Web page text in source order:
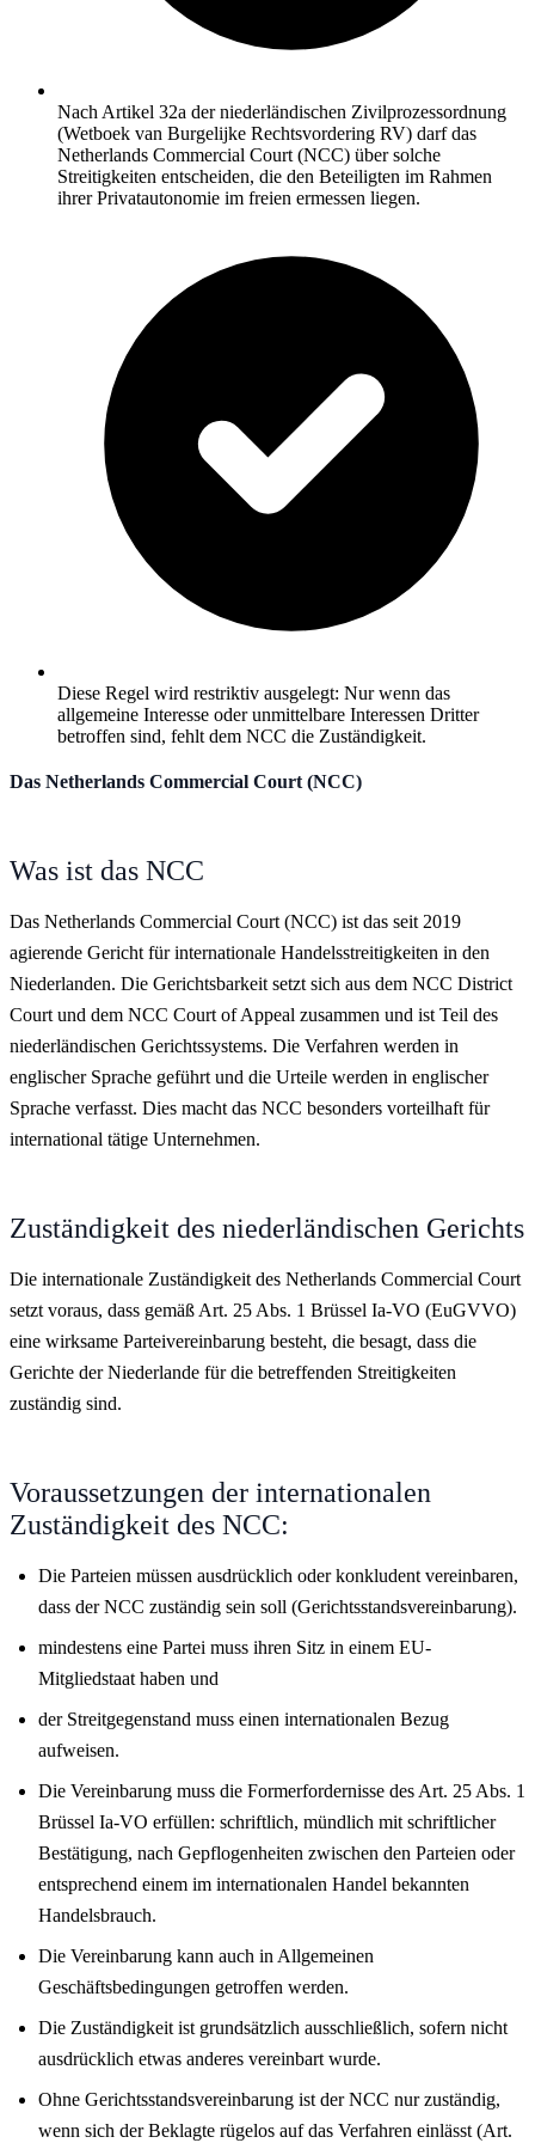
Nach Artikel 32a der niederländischen Zivilprozessordnung
(Wetboek van Burgelijke Rechtsvordering RV) darf das
Netherlands Commercial Court (NCC) über solche
Streitigkeiten entscheiden, die den Beteiligten im Rahmen
ihrer Privatautonomie im freien ermessen liegen.
Diese Regel wird restriktiv ausgelegt: Nur wenn das
allgemeine Interesse oder unmittelbare Interessen Dritter
betroffen sind, fehlt dem NCC die Zuständigkeit.
Das Netherlands Commercial Court (NCC)
Was ist das NCC
Das Netherlands Commercial Court (NCC) ist das seit 2019
agierende Gericht für internationale Handelsstreitigkeiten in den
Niederlanden. Die Gerichtsbarkeit setzt sich aus dem NCC District
Court und dem NCC Court of Appeal zusammen und ist Teil des
niederländischen Gerichtssystems. Die Verfahren werden in
englischer Sprache geführt und die Urteile werden in englischer
Sprache verfasst. Dies macht das NCC besonders vorteilhaft für
international tätige Unternehmen.
Zuständigkeit des niederländischen Gerichts
Die internationale Zuständigkeit des Netherlands Commercial Court
setzt voraus, dass gemäß Art. 25 Abs. 1 Brüssel Ia-VO (EuGVVO)
eine wirksame Parteivereinbarung besteht, die besagt, dass die
Gerichte der Niederlande für die betreffenden Streitigkeiten
zuständig sind.
Voraussetzungen der internationalen
Zuständigkeit des NCC:
Die Parteien müssen ausdrücklich oder konkludent vereinbaren,
dass der NCC zuständig sein soll (Gerichtsstandsvereinbarung).
mindestens eine Partei muss ihren Sitz in einem EU-
Mitgliedstaat haben und
der Streitgegenstand muss einen internationalen Bezug
aufweisen.
Die Vereinbarung muss die Formerfordernisse des Art. 25 Abs. 1
Brüssel Ia-VO erfüllen: schriftlich, mündlich mit schriftlicher
Bestätigung, nach Gepflogenheiten zwischen den Parteien oder
entsprechend einem im internationalen Handel bekannten
Handelsbrauch.
Die Vereinbarung kann auch in Allgemeinen
Geschäftsbedingungen getroffen werden.
Die Zuständigkeit ist grundsätzlich ausschließlich, sofern nicht
ausdrücklich etwas anderes vereinbart wurde.
Ohne Gerichtsstandsvereinbarung ist der NCC nur zuständig,
wenn sich der Beklagte rügelos auf das Verfahren einlässt (Art.